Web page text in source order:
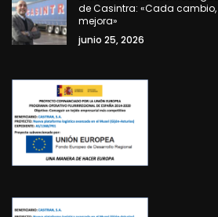
de Casintra: «Cada
mejora»
junio 25, 2026